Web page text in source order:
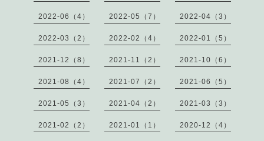
2022-06（4） 2022-05（7） 2022-04（3）
2022-03（2） 2022-02（4） 2022-01（5）
2021-12（8） 2021-11（2） 2021-10（6）
2021-08（4） 2021-07（2） 2021-06（5）
2021-05（3） 2021-04（2） 2021-03（3）
2021-02（2） 2021-01（1） 2020-12（4）